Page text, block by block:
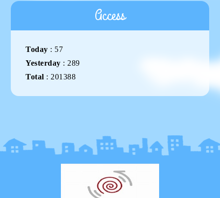
Access
Today : 57
Yesterday : 289
Total : 201388